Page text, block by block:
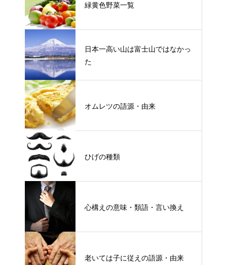
緑黄色野菜一覧
日本一高い山は富士山ではなかっ
た
オムレツの語源・由来
ひげの種類
心構えの意味・類語・言い換え
老いては子に従えの語源・由来